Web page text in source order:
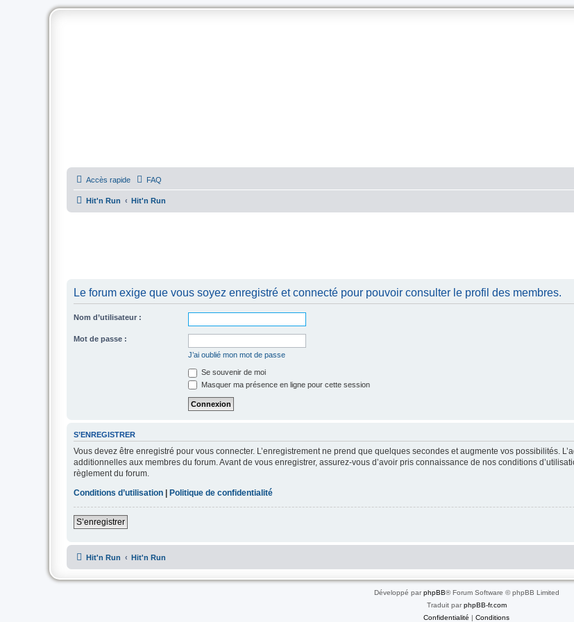
Accès rapide FAQ
Hit'n Run Hit'n Run
Le forum exige que vous soyez enregistré et connecté pour pouvoir consulter le profil des membres.
Nom d’utilisateur :
Mot de passe :
J’ai oublié mon mot de passe
Se souvenir de moi
Masquer ma présence en ligne pour cette session
S’ENREGISTRER
Vous devez être enregistré pour vous connecter. L’enregistrement ne prend que quelques secondes et augmente vos possibilités.
additionnelles aux membres du forum. Avant de vous enregistrer, assurez-vous d’avoir pris connaissance de nos conditions
règlement du forum.
Conditions d’utilisation | Politique de confidentialité
S’enregistrer
Hit'n Run Hit'n Run
Développé parphpBB® Forum Software © phpBB Limited
Traduit parphpBB-fr.com
Confidentialité | Conditions